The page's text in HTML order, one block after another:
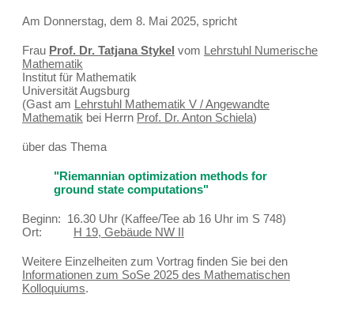
Am Donnerstag, dem 8. Mai 2025, spricht
Frau Prof. Dr. Tatjana Stykel vom Lehrstuhl Numerische
Mathematik
Institut für Mathematik
Universität Augsburg
(Gast am Lehrstuhl Mathematik V / Angewandte
Mathematik bei Herrn Prof. Dr. Anton Schiela)
über das Thema
"Riemannian optimization methods for
ground state computations"
Beginn: 16.30 Uhr (Kaffee/Tee ab 16 Uhr im S 748)
Ort: H 19, Gebäude NW II
Weitere Einzelheiten zum Vortrag finden Sie bei den
Informationen zum SoSe 2025 des Mathematischen
Kolloquiums.